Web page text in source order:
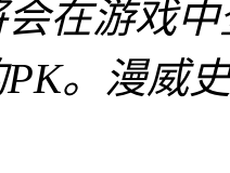
在游戏
。漫威